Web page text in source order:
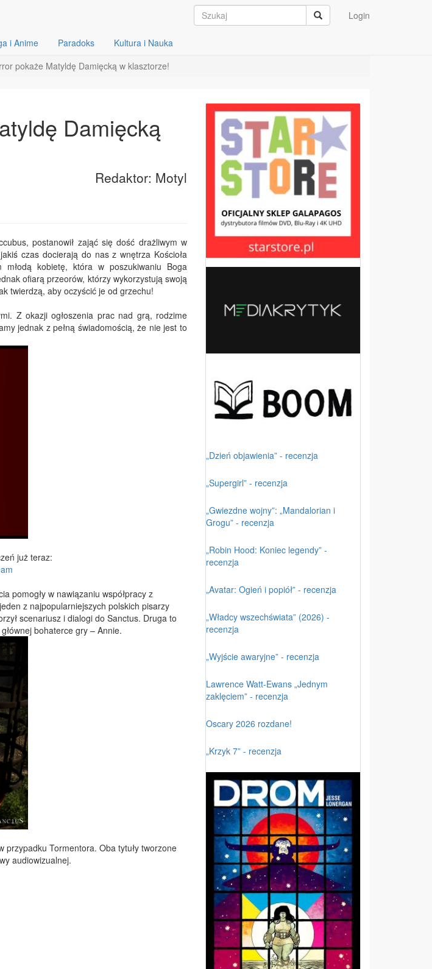
Login
i Anime Paradoks
Kultura i Nauka
pokaże Matyldę Damięcką w klasztorze!
Damięcką
Redaktor: Motyl
postanowił zająć się dość drażliwym w
czas docierają do nas z wnętrza Kościoła
młodą kobietę, która w poszukiwaniu Boga
ofiarą przeorów, którzy wykorzystują swoją
twierdzą, aby oczyścić je od grzechu!
Z okazji ogłoszenia prac nad grą, rodzime
jednak z pełną świadomością, że nie jest to
już teraz:
pomogły w nawiązaniu współpracy z
z najpopularniejszych polskich pisarzy
scenariusz i dialogi do Sanctus. Druga to
bohaterce gry – Annie.
Tormentora. Oba tytuły tworzone
audiowizualnej.
„Dzień objawienia” - recenzja
„Supergirl” - recenzja
„Gwiezdne wojny”: „Mandalorian i
Grogu” - recenzja
„Robin Hood: Koniec legendy” -
recenzja
„Avatar: Ogień i popiół” - recenzja
„Władcy wszechświata” (2026) -
recenzja
„Wyjście awaryjne” - recenzja
Lawrence Watt-Ewans „Jednym
zaklęciem” - recenzja
Oscary 2026 rozdane!
„Krzyk 7” - recenzja